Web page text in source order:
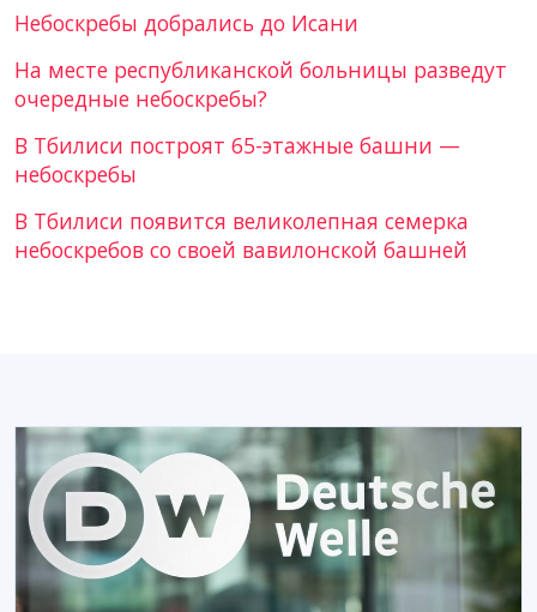
Небоскребы добрались до Исани
На месте республиканской больницы разведут
очередные небоскребы?
В Тбилиси построят 65-этажные башни —
небоскребы
В Тбилиси появится великолепная семерка
небоскребов со своей вавилонской башней